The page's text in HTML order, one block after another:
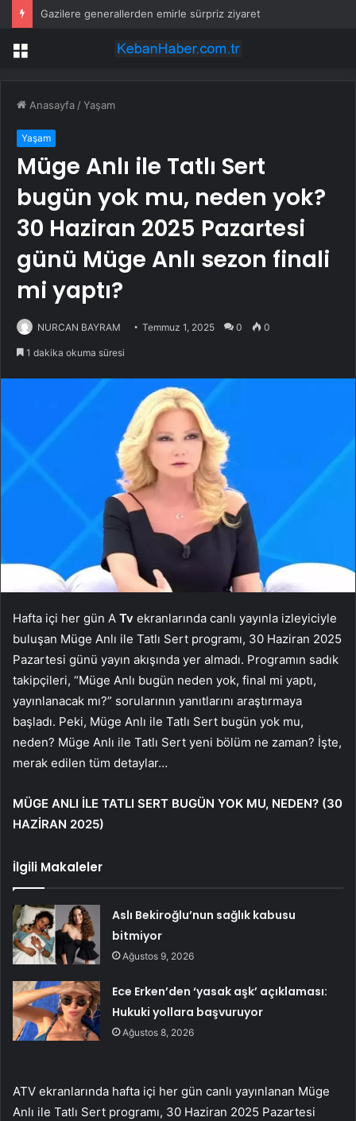
Gazilere generallerden emirle sürpriz ziyaret
Menü
Anasayfa /Yaşam
Yaşam
Müge Anlı ile Tatlı Sert
bugün yok mu, neden yok?
30 Haziran 2025 Pazartesi
günü Müge Anlı sezon finali
mi yaptı?
NURCAN BAYRAM Temmuz 1, 2025 0 0
1 dakika okuma süresi
Hafta içi her gün A Tv ekranlarında canlı yayınla izleyiciyle
buluşan Müge Anlı ile Tatlı Sert programı, 30 Haziran 2025
Pazartesi günü yayın akışında yer almadı. Programın sadık
takipçileri, “Müge Anlı bugün neden yok, final mi yaptı,
yayınlanacak mı?” sorularının yanıtlarını araştırmaya
başladı. Peki, Müge Anlı ile Tatlı Sert bugün yok mu,
neden? Müge Anlı ile Tatlı Sert yeni bölüm ne zaman? İşte,
merak edilen tüm detaylar…
MÜGE ANLI İLE TATLI SERT BUGÜN YOK MU, NEDEN? (30
HAZİRAN 2025)
İlgili Makaleler
Aslı Bekiroğlu’nun sağlık kabusu
bitmiyor
Ağustos 9, 2026
Ece Erken’den ‘yasak aşk’ açıklaması:
Hukuki yollara başvuruyor
Ağustos 8, 2026
ATV ekranlarında hafta içi her gün canlı yayınlanan Müge
Anlı ile Tatlı Sert programı, 30 Haziran 2025 Pazartesi